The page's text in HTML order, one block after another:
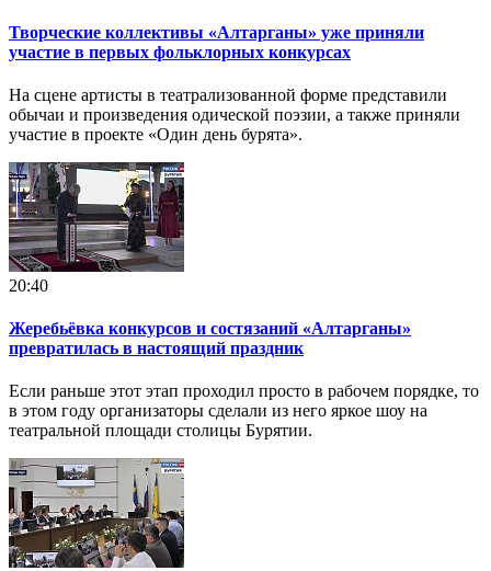
Творческие коллективы «Алтарганы» уже приняли
участие в первых фольклорных конкурсах
На сцене артисты в театрализованной форме представили
обычаи и произведения одической поэзии, а также приняли
участие в проекте «Один день бурята».
20:40
Жеребьёвка конкурсов и состязаний «Алтарганы»
превратилась в настоящий праздник
Если раньше этот этап проходил просто в рабочем порядке, то
в этом году организаторы сделали из него яркое шоу на
театральной площади столицы Бурятии.